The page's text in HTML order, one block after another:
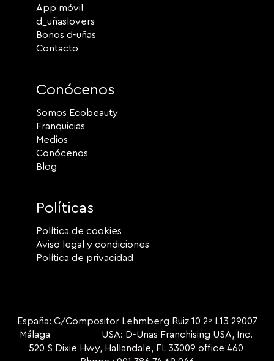
App móvil
d_uñaslovers
Bonos d-uñas
Contacto
Conócenos
Somos Ecobeauty
Franquicias
Medios
Conócenos
Blog
Políticas
Política de cookies
Aviso legal y condiciones
Política de privacidad
España: C/Compositor Lehmberg Ruiz 10 2º L13 29007
Málaga USA: D-Unas Franchising USA, Inc.
520 S Dixie Hwy, Hallandale, FL 33009 office 460